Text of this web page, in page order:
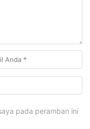
pada peramban ini